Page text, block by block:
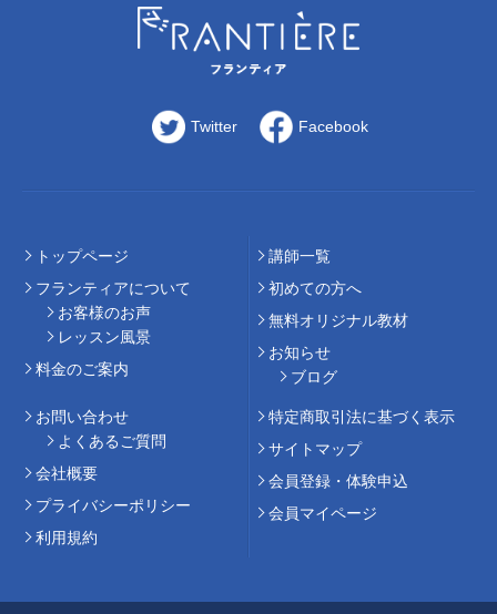
Twitter Facebook
トップページ
フランティアについて
お客様のお声
レッスン風景
料⾦のご案内
講師⼀覧
初めての⽅へ
無料オリジナル教材
お知らせ
ブログ
お問い合わせ
よくあるご質問
会社概要
プライバシーポリシー
利用規約
特定商取引法に基づく表示
サイトマップ
会員登録・体験申込
会員マイページ